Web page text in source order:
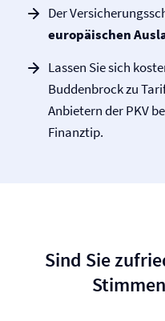
Der
europäischen
Lassen Sie sich
Buddenbrock zu
Anbietern der PKV
Finanztip.
Sind Sie